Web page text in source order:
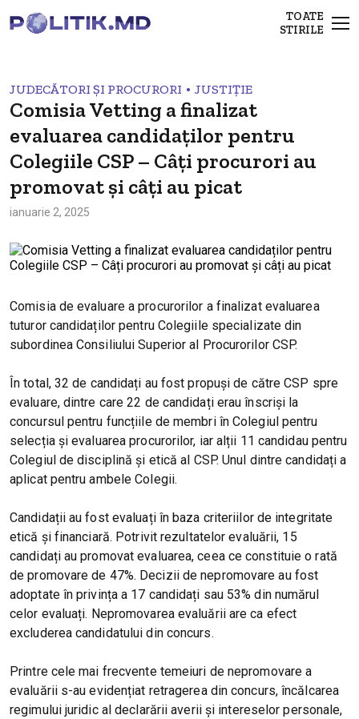
TOATE
STIRILE
JUDECĂTORI ȘI PROCURORI • JUSTIȚIE
Comisia Vetting a finalizat
evaluarea candidaților pentru
Colegiile CSP – Câți procurori au
promovat și câți au picat
ianuarie 2, 2025
Comisia de evaluare a procurorilor a finalizat evaluarea
tuturor candidaților pentru Colegiile specializate din
subordinea Consiliului Superior al Procurorilor CSP.
În total, 32 de candidați au fost propuși de către CSP spre
evaluare, dintre care 22 de candidați erau înscriși la
concursul pentru funcțiile de membri în Colegiul pentru
selecția și evaluarea procurorilor, iar alții 11 candidau pentru
Colegiul de disciplină și etică al CSP. Unul dintre candidați a
aplicat pentru ambele Colegii.
Candidații au fost evaluați în baza criteriilor de integritate
etică și financiară. Potrivit rezultatelor evaluării, 15
candidați au promovat evaluarea, ceea ce constituie o rată
de promovare de 47%. Decizii de nepromovare au fost
adoptate în privința a 17 candidați sau 53% din numărul
celor evaluați. Nepromovarea evaluării are ca efect
excluderea candidatului din concurs.
Printre cele mai frecvente temeiuri de nepromovare a
evaluării s-au evidențiat retragerea din concurs, încălcarea
regimului juridic al declarării averii și intereselor personale,